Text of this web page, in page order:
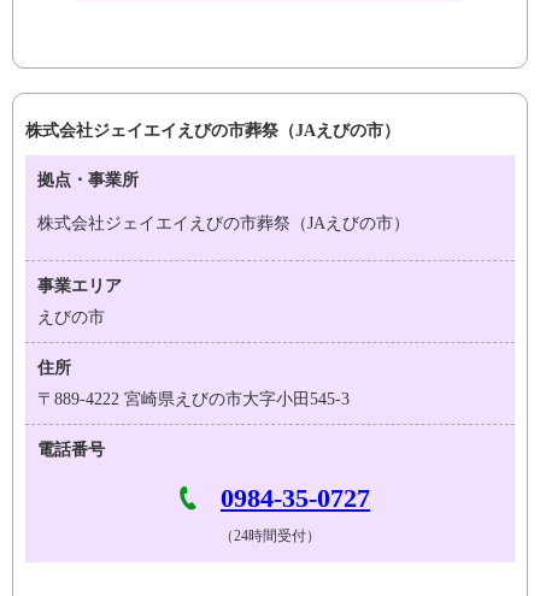
株式会社ジェイエイえびの市葬祭（JAえびの市）
拠点・事業所
株式会社ジェイエイえびの市葬祭（JAえびの市）
事業エリア
えびの市
住所
〒889-4222 宮崎県えびの市大字小田545-3
電話番号
0984-35-0727
（24時間受付）